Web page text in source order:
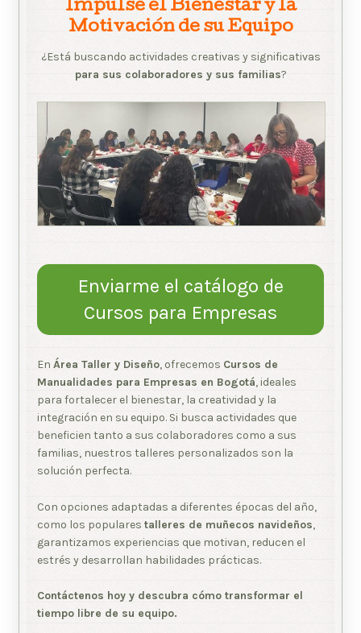
Impulse el Bienestar y la
Motivación de su Equipo
¿Está buscando actividades creativas y significativas
para sus colaboradores y sus familias?
Enviarme el catálogo de
Cursos para Empresas
EnÁrea Taller y Diseño, ofrecemos Cursos de
Manualidades para Empresas en Bogotá, ideales
para fortalecer el bienestar, la creatividad y la
integración en su equipo. Si busca actividades que
beneficien tanto a sus colaboradores como a sus
familias, nuestros talleres personalizados son la
solución perfecta.
Con opciones adaptadas a diferentes épocas del año,
como los popularestalleres de muñecos navideños,
garantizamos experiencias que motivan, reducen el
estrés y desarrollan habilidades prácticas.
Contáctenos hoy y descubra cómo transformar el
tiempo libre de su equipo.